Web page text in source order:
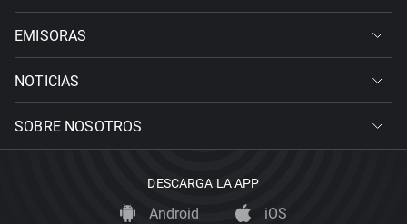
EMISORAS
NOTICIAS
SOBRE NOSOTROS
DESCARGA LA APP
Android iOS